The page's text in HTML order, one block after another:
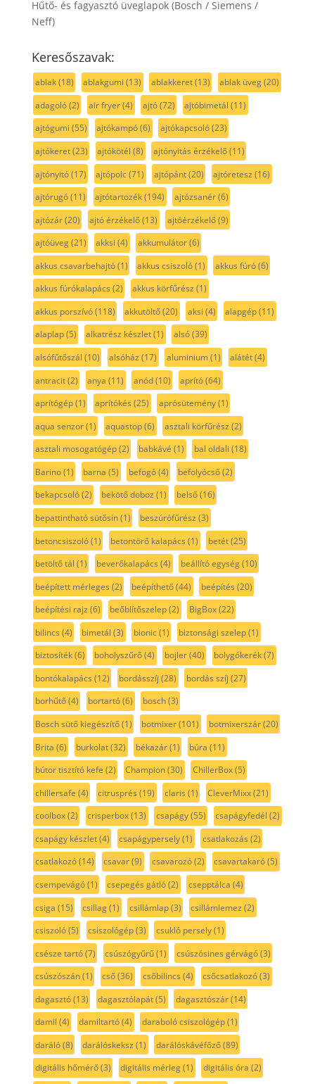
Hűtő- és fagyasztó üveglapok (Bosch / Siemens /
Neff)
Keresőszavak:
ablak(18) ablakgumi (13) ablakkeret(13) ablak üveg(20)
adagoló(2) air fryer(4) ajtó(72) ajtóbimetál (11)
ajtógumi (55) ajtókampó(6) ajtókapcsoló(23)
ajtókeret(23) ajtókötél (8) ajtónyitás érzékelő(11)
ajtónyitó(17) ajtópolc(71) ajtópánt(20) ajtóretesz (16)
ajtórugó(11) ajtótartozék(194) ajtózsanér(6)
ajtózár(20) ajtó érzékelő(13) ajtóérzékelő(9)
ajtóüveg(21) akksi (4) akkumulátor(6)
akkus csavarbehajtó(1) akkus csiszoló(1) akkus fúró(6)
akkus fúrókalapács (2) akkus körfűrész (1)
akkus porszívó(118) akkutöltő(20) aksi (4) alapgép(11)
alaplap(5) alkatrész készlet(1) alsó(39)
alsófűtőszál (10) alsóház (17) aluminium(1) alátét(4)
antracit(2) anya (11) anód(10) aprító(64)
aprítógép(1) aprítókés (25) aprósütemény(1)
aqua senzor(1) aquastop(6) asztali körfűrész (2)
asztali mosogatógép(2) babkávé (1) bal oldali (18)
Barino(1) barna (5) befogó(4) befolyócső(2)
bekapcsoló(2) bekötő doboz (1) belső(16)
bepattintható sütősín(1) beszúrófűrész (3)
betoncsiszoló(1) betontörő kalapács (1) betét(25)
betöltő tál (1) beverőkalapács (4) beállító egység(10)
beépített mérleges (2) beépíthető(44) beépítés (20)
beépítési rajz (6) beőblítőszelep(2) BigBox(22)
bilincs (4) bimetál (3) bionic(1) biztonsági szelep(1)
biztosíték(6) boholyszűrő(4) bojler(40) bolygókerék(7)
bontókalapács (12) bordásszíj (28) bordás szíj (27)
borhűtő(4) bortartó(6) bosch(3)
Bosch sütő kiegészítő(1) botmixer(101) botmixerszár(20)
Brita (6) burkolat(32) békazár(1) búra (11)
bútor tisztító kefe (2) Champion(30) ChillerBox(5)
chillersafe (4) citrusprés (19) claris (1) CleverMixx(21)
coolbox(2) crisperbox(13) csapágy(55) csapágyfedél (2)
csapágy készlet(4) csapágypersely(1) csatlakozás (2)
csatlakozó(14) csavar(9) csavarozó(2) csavartakaró(5)
csempevágó(1) csepegés gátló(2) csepptálca (4)
csiga (15) csillag(1) csillámlap(3) csillámlemez (2)
csiszoló(5) csiszológép(3) csukló persely(1)
csésze tartó(7) csúszógyűrű(1) csúszósines gérvágó(3)
csúszószán(1) cső(36) csőbilincs (4) csőcsatlakozó(3)
dagasztó(13) dagasztólapát(5) dagasztószár(14)
damil (4) damiltartó(4) daraboló csiszológép(1)
daráló(8) darálóskeksz (1) darálóskávéfőző(89)
digitális hőmérő(3) digitális mérleg(1) digitális óra (2)